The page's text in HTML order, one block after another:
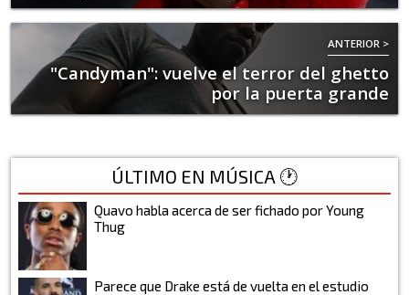
ANTERIOR >
"Candyman": vuelve el terror del ghetto
por la puerta grande
ÚLTIMO EN MÚSICA 🕐
Quavo habla acerca de ser fichado por Young
Thug
Parece que Drake está de vuelta en el estudio